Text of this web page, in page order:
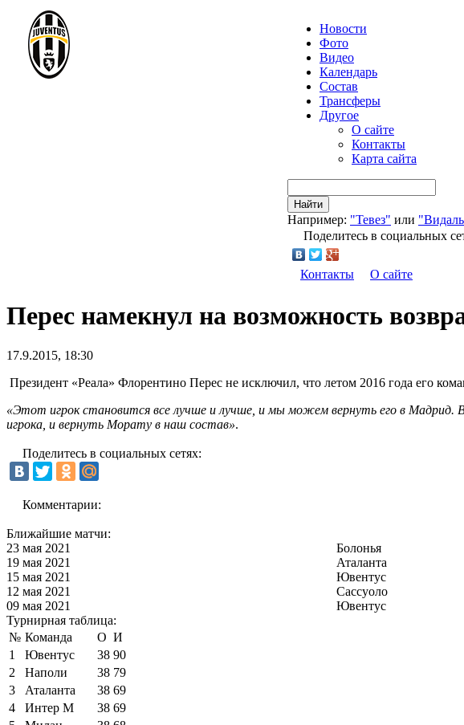
Новости
Фото
Видео
Календарь
Состав
Трансферы
Другое
О сайте
Контакты
Карта сайта
Найти
Например: "Тевез" или
Поделитесь в социальных
Контакты О сайте
Перес намекнул на возможность
17.9.2015, 18:30
Президент «Реала» Флорентино Перес не исключил, что летом 2016 года его
«Этот игрок становится все лучше и лучше, и мы можем вернуть его в
игрока, и вернуть Морату в наш состав».
Поделитесь в социальных сетях:
Комментарии:
Ближайшие матчи:
23 мая 2021
Болонья
19 мая 2021
Аталанта
15 мая 2021
Ювентус
12 мая 2021
Сассуоло
09 мая 2021
Ювентус
Турнирная таблица:
№ Команда О И
1
Ювентус 38 90
2
Наполи 38 79
3
Аталанта 38 69
4
Интер М 38 69